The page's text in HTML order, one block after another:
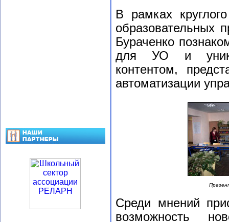
В рамках
образовательных
Бураченко
для УО и
контентом,
автоматизации
Среди мнений
возможность